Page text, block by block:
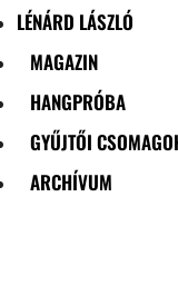
LÉNÁRD LÁSZLÓ
MAGAZIN
HANGPRÓBA
GYŰJTŐI
ARCHÍVUM